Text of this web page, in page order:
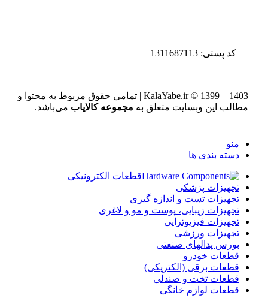
کد پستی: 1311687113
KalaYabe.ir © 1399 – 1403 | تمامی حقوق مربوط به محتوا و
مطالب این وبسایت متعلق به مجموعه کالایاب می‌باشد.
منو
دسته بندی ها
قطعات الکترونیکی
تجهیزات پزشکی
تجهیزات تست و اندازه گیری
تجهیزات زیبایی، پوست و مو و لاغری
تجهیزات فیزیوتراپی
تجهیزات ورزشی
بورس پدالهای صنعتی
قطعات خودرو
قطعات برقی (الکتریکی)
قطعات تخت و صندلی
قطعات لوازم خانگی